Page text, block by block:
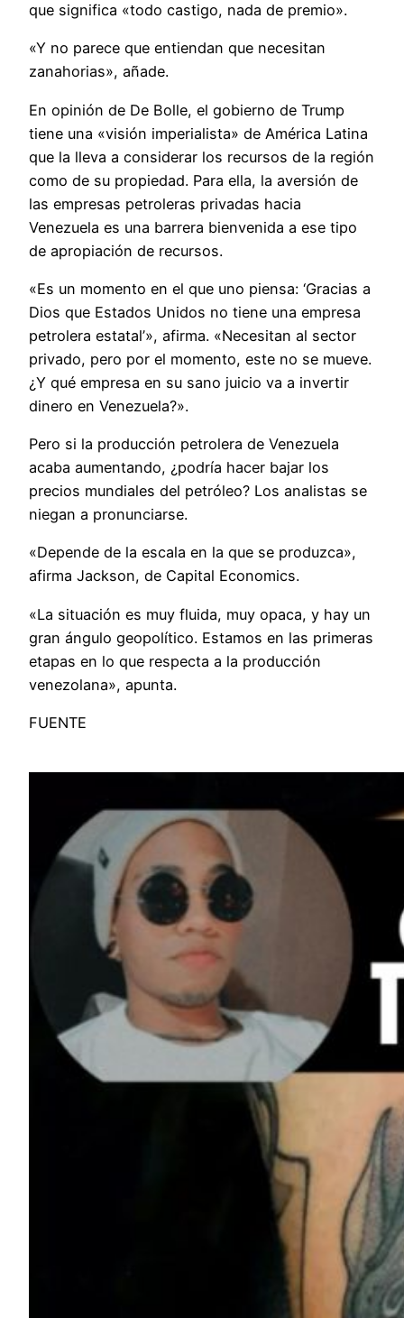
que significa «todo castigo, nada de premio».
«Y no parece que entiendan que necesitan
zanahorias», añade.
En opinión de De Bolle, el gobierno de Trump
tiene una «visión imperialista» de América Latina
que la lleva a considerar los recursos de la región
como de su propiedad. Para ella, la aversión de
las empresas petroleras privadas hacia
Venezuela es una barrera bienvenida a ese tipo
de apropiación de recursos.
«Es un momento en el que uno piensa: ‘Gracias a
Dios que Estados Unidos no tiene una empresa
petrolera estatal’», afirma. «Necesitan al sector
privado, pero por el momento, este no se mueve.
¿Y qué empresa en su sano juicio va a invertir
dinero en Venezuela?».
Pero si la producción petrolera de Venezuela
acaba aumentando, ¿podría hacer bajar los
precios mundiales del petróleo? Los analistas se
niegan a pronunciarse.
«Depende de la escala en la que se produzca»,
afirma Jackson, de Capital Economics.
«La situación es muy fluida, muy opaca, y hay un
gran ángulo geopolítico. Estamos en las primeras
etapas en lo que respecta a la producción
venezolana», apunta.
FUENTE